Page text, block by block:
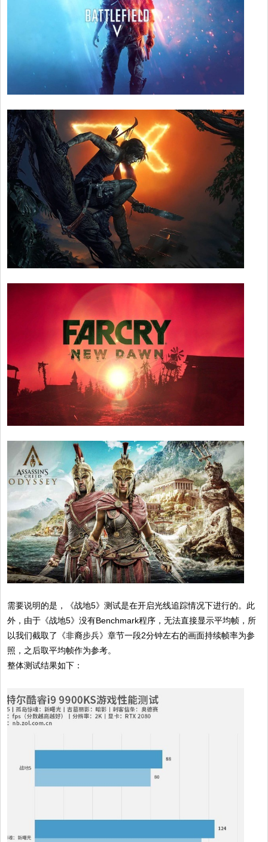
需要说明的是，《战地5》测试是在开启光线追踪情况下进行的。此
外，由于《战地5》没有Benchmark程序，无法直接显示平均帧，所
以我们截取了《非裔步兵》章节一段2分钟左右的画面持续帧率为参
照，之后取平均帧作为参考。
整体测试结果如下：